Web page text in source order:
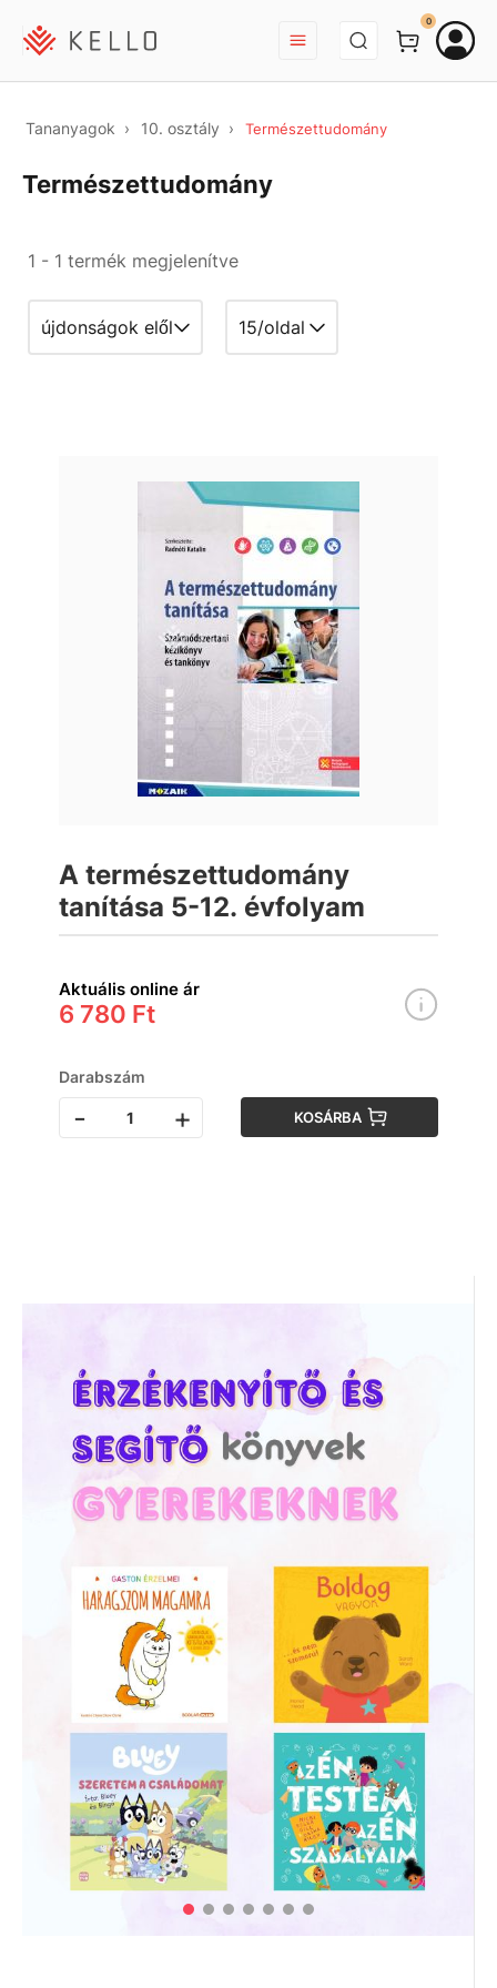
BEJELENTKEZÉS
0
Tananyagok 10. osztály Természettudomány
Természettudomány
1 - 1 termék megjelenítve
A természettudomány
tanítása 5-12. évfolyam
Aktuális online ár
6 780 Ft
Darabszám
- + KOSÁRBA